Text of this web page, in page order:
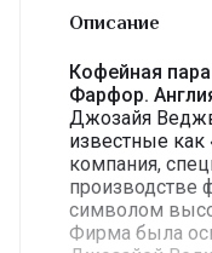
Описание
Кофейная
Фарфор.
Джозайя
известные
компания,
производстве
символом
Фирма была